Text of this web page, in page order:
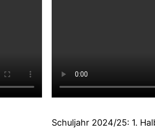
Schuljahr 2024/25: 1.